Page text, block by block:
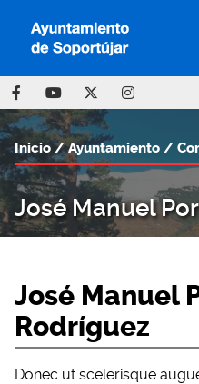
José Manuel
Inicio Ayuntamiento
José Manuel
Rodríguez
Donec ut scelerisque